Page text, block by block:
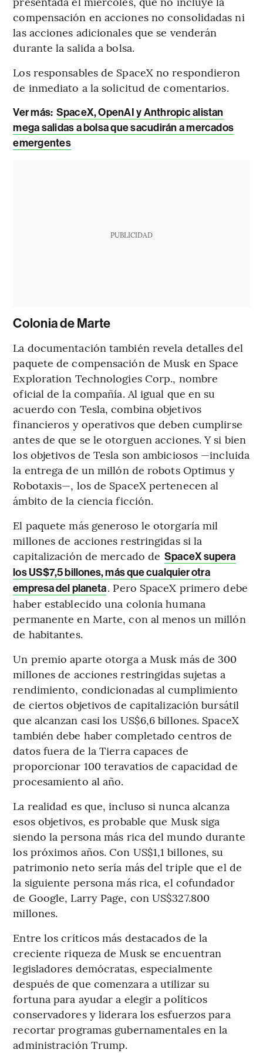
compensación en acciones no consolidadas ni
las acciones adicionales que se venderán
durante la salida a bolsa.
Los responsables de SpaceX no respondieron
de inmediato a la solicitud de comentarios.
Ver más: SpaceX, OpenAI y Anthropic alistan
mega salidas a bolsa que sacudirán a mercados
emergentes
PUBLICIDAD
Colonia de Marte
La documentación también revela detalles del
paquete de compensación de Musk en Space
Exploration Technologies Corp., nombre
oficial de la compañía. Al igual que en su
acuerdo con Tesla, combina objetivos
financieros y operativos que deben cumplirse
antes de que se le otorguen acciones. Y si bien
los objetivos de Tesla son ambiciosos —incluida
la entrega de un millón de robots Optimus y
Robotaxis—, los de SpaceX pertenecen al
ámbito de la ciencia ficción.
El paquete más generoso le otorgaría mil
millones de acciones restringidas si la
capitalización de mercado de SpaceX supera
los US$7,5 billones, más que cualquier otra
empresa del planeta. Pero SpaceX primero debe
haber establecido una colonia humana
permanente en Marte, con al menos un millón
de habitantes.
Un premio aparte otorga a Musk más de 300
millones de acciones restringidas sujetas a
rendimiento, condicionadas al cumplimiento
de ciertos objetivos de capitalización bursátil
que alcanzan casi los US$6,6 billones. SpaceX
también debe haber completado centros de
datos fuera de la Tierra capaces de
proporcionar 100 teravatios de capacidad de
procesamiento al año.
La realidad es que, incluso si nunca alcanza
esos objetivos, es probable que Musk siga
siendo la persona más rica del mundo durante
los próximos años. Con US$1,1 billones, su
patrimonio neto sería más del triple que el de
la siguiente persona más rica, el cofundador
de Google, Larry Page, con US$327.800
millones.
Entre los críticos más destacados de la
creciente riqueza de Musk se encuentran
legisladores demócratas, especialmente
después de que comenzara a utilizar su
fortuna para ayudar a elegir a políticos
conservadores y liderara los esfuerzos para
recortar programas gubernamentales en la
administración Trump.